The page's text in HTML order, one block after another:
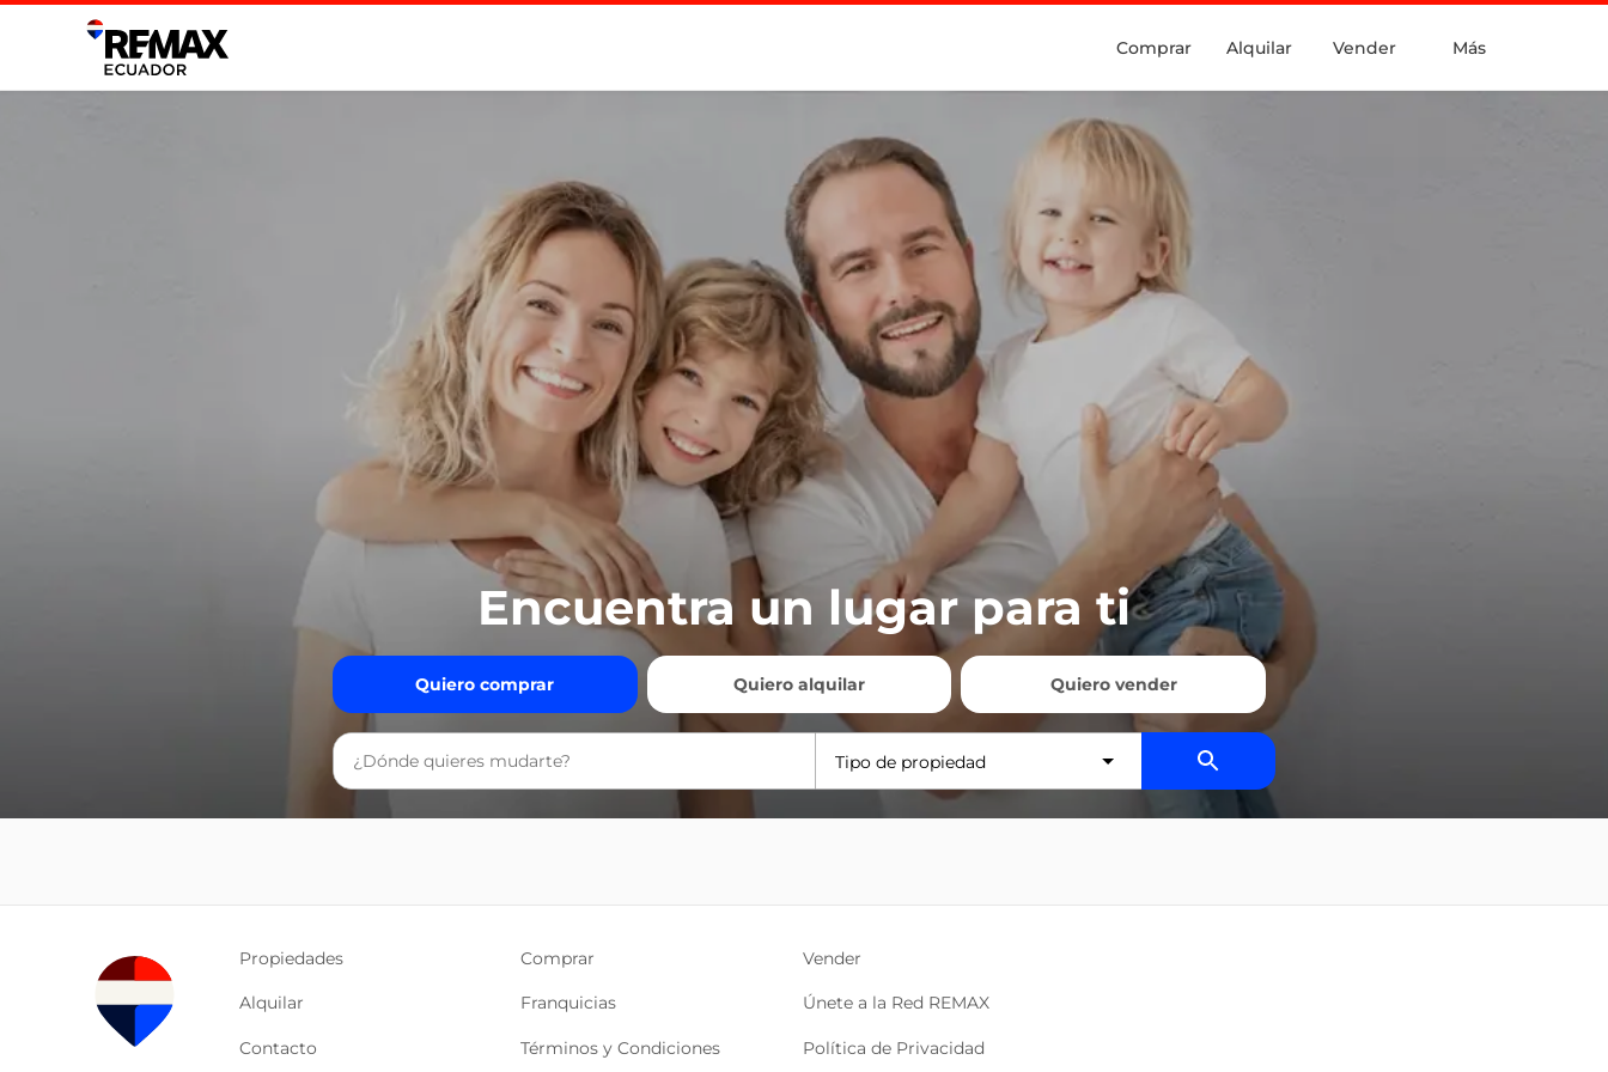
Comprar Alquilar Vender Más
Encuentra un lugar para ti
Quiero comprar Quiero alquilar Quiero vender
Tipo de propiedad
Propiedades Comprar Vender
Alquilar Franquicias Únete a la Red REMAX
Contacto Términos y Condiciones Política de Privacidad